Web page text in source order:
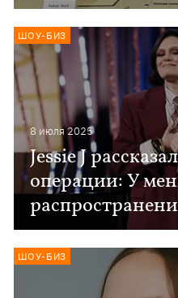
8 июля 2025
Jessie J
операции: У
ШОУ-БИЗ
ШОУ-БИЗ